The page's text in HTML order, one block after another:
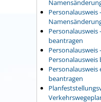
Personalausweis
Personalausweis
beantragen
Personalausweis
Personalausweis
beantragen